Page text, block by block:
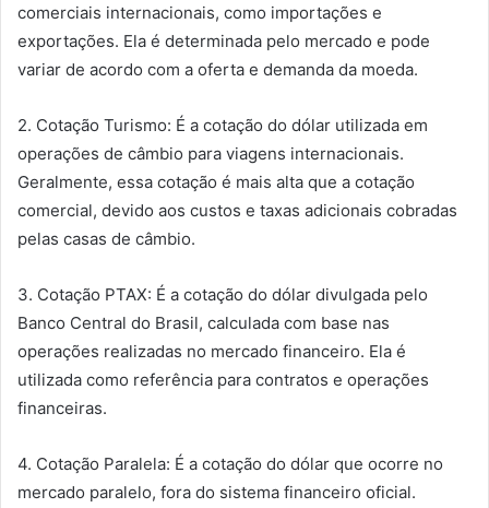
comerciais internacionais, como importações e
exportações. Ela é determinada pelo mercado e pode
variar de acordo com a oferta e demanda da moeda.
2. Cotação Turismo: É a cotação do dólar utilizada em
operações de câmbio para viagens internacionais.
Geralmente, essa cotação é mais alta que a cotação
comercial, devido aos custos e taxas adicionais cobradas
pelas casas de câmbio.
3. Cotação PTAX: É a cotação do dólar divulgada pelo
Banco Central do Brasil, calculada com base nas
operações realizadas no mercado financeiro. Ela é
utilizada como referência para contratos e operações
financeiras.
4. Cotação Paralela: É a cotação do dólar que ocorre no
mercado paralelo, fora do sistema financeiro oficial.